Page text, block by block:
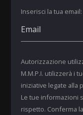
Inserisci la tua email:
Autorizzazione
M.M.P.I. utilizzerà i
iniziative legate alla
Le tue informazioni
rispetto. Conferma